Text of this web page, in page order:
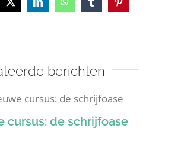
X LinkedInWhatsAppTumblrPinterest
berichten
cursus: de schrijfoase